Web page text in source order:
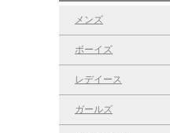
メンズ
ボーイズ
レデイース
ガールズ